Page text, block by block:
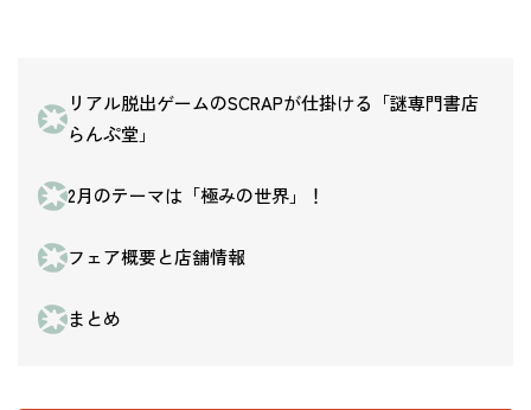
リアル脱出ゲームのSCRAPが仕掛ける「謎専門書店
らんぷ堂」
2月のテーマは「極みの世界」！
フェア概要と店舗情報
まとめ